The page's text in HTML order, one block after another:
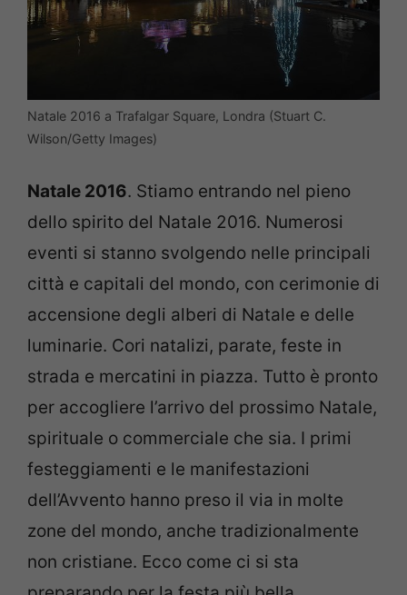
Natale 2016 a Trafalgar Square, Londra (Stuart C.
Wilson/Getty Images)
Natale 2016. Stiamo entrando nel pieno
dello spirito del Natale 2016. Numerosi
eventi si stanno svolgendo nelle principali
città e capitali del mondo, con cerimonie di
accensione degli alberi di Natale e delle
luminarie. Cori natalizi, parate, feste in
strada e mercatini in piazza. Tutto è pronto
per accogliere l’arrivo del prossimo Natale,
spirituale o commerciale che sia. I primi
festeggiamenti e le manifestazioni
dell’Avvento hanno preso il via in molte
zone del mondo, anche tradizionalmente
non cristiane. Ecco come ci si sta